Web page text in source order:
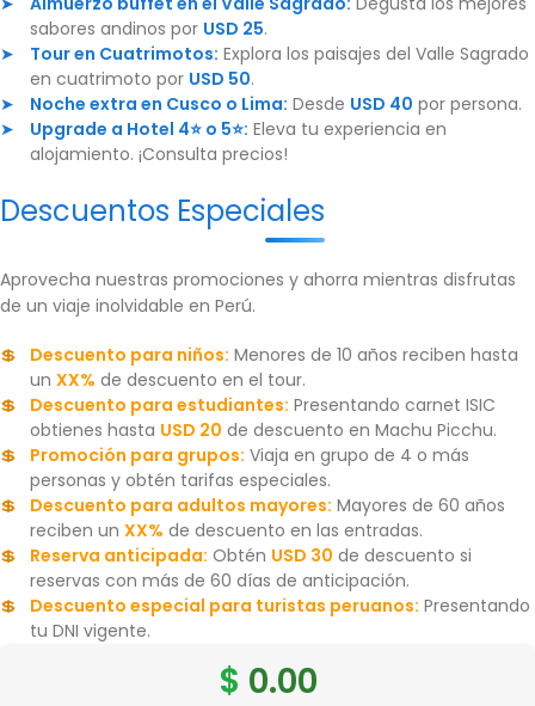
sabores andinos por USD 25.
Tour en Cuatrimotos: Explora los paisajes del Valle Sagrado
en cuatrimoto por USD 50.
Noche extra en Cusco o Lima: Desde USD 40 por persona.
Upgrade a Hotel 4⭐ o 5⭐: Eleva tu experiencia en
alojamiento. ¡Consulta precios!
Descuentos Especiales
Aprovecha nuestras promociones y ahorra mientras disfrutas
de un viaje inolvidable en Perú.
Descuento para niños: Menores de 10 años reciben hasta
un XX% de descuento en el tour.
Descuento para estudiantes: Presentando carnet ISIC
obtienes hasta USD 20 de descuento en Machu Picchu.
Promoción para grupos: Viaja en grupo de 4 o más
personas y obtén tarifas especiales.
Descuento para adultos mayores: Mayores de 60 años
reciben un XX% de descuento en las entradas.
Reserva anticipada: Obtén USD 30 de descuento si
reservas con más de 60 días de anticipación.
Descuento especial para turistas peruanos: Presentando
tu DNI vigente.
$ 0.00